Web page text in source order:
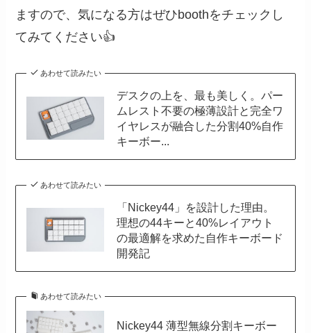
ますので、気になる方はぜひboothをチェックし
てみてください👍️
あわせて読みたい
デスクの上を、最も美しく。パー
ムレスト不要の極薄設計と完全ワ
イヤレスが融合した分割40%自作
キーボー...
あわせて読みたい
「Nickey44」を設計した理由。
理想の44キーと40%レイアウト
の最適解を求めた自作キーボード
開発記
あわせて読みたい
Nickey44 薄型無線分割キーボー